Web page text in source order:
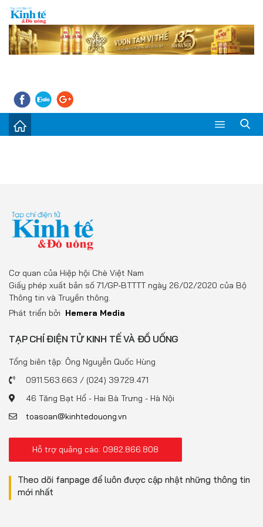
Thị trường
Doanh nghiệp – Doanh nhân
Đồ uống
Pháp luật
Multimedia
Cơ quan của Hiệp hội Chè Việt Nam
Giấy phép xuất bản số 71/GP-BTTTT ngày 26/02/2020 của Bộ
Thông tin và Truyền thông.
Phát triển bởi Hemera Media
TẠP CHÍ ĐIỆN TỬ KINH TẾ VÀ ĐỒ UỐNG
Tổng biên tập: Ông Nguyễn Quốc Hùng
0911.563.663 / (024) 39.729.471
46 Tăng Bạt Hổ - Hai Bà Trưng - Hà Nội
toasoan@kinhtedouong.vn
Hỗ trợ quảng cáo: 0982.866.808
Theo dõi fanpage để luôn được cập nhật những thông tin
mới nhất